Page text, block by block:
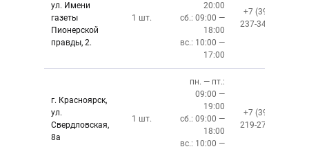
ул. Имени
газеты
Пионерской
правды, 2.
1 шт.
20:00
сб.: 09:00 —
18:00
вс.: 10:00 —
17:00
+7 (391)
237-34-34
г. Красноярск,
ул.
Свердловская,
8а
1 шт.
пн. — пт.:
09:00 —
19:00
сб.: 09:00 —
18:00
вс.: 10:00 —
+7 (391)
219-27-50